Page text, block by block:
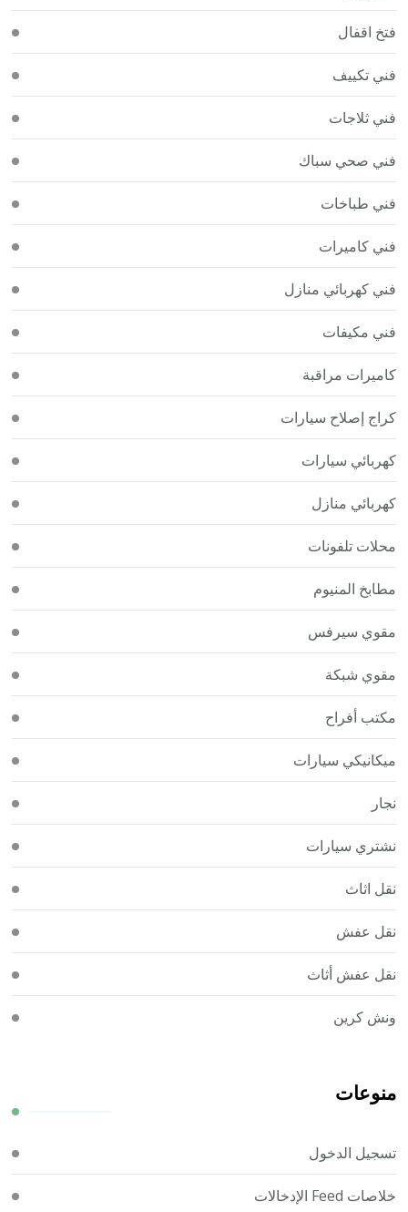
فتخ اقفال
فني تكييف
فني ثلاجات
فني صحي سباك
فني طباخات
فني كاميرات
فني كهربائي منازل
فني مكيفات
كاميرات مراقبة
كراج إصلاح سيارات
كهربائي سيارات
كهربائي منازل
محلات تلفونات
مطابخ المنيوم
مقوي سيرفس
مقوي شبكة
مكتب أفراح
ميكانيكي سيارات
نجار
نشتري سيارات
نقل اثاث
نقل عفش
نقل عفش أثاث
ونش كرين
منوعات
تسجيل الدخول
خلاصات Feed الإدخالات